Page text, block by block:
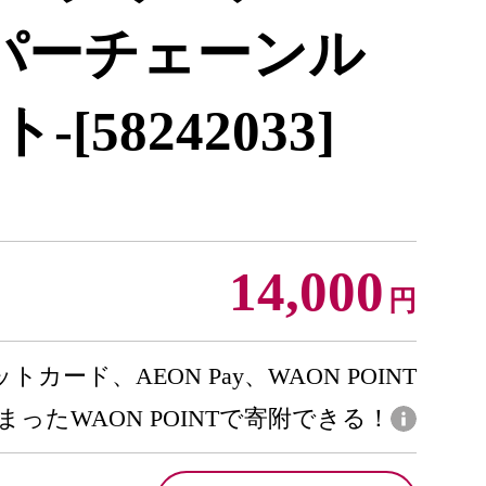
ーチェーンル
-[58242033]
14,000 円
トカード、AEON Pay、WAON POINT
ったWAON POINTで寄附できる！